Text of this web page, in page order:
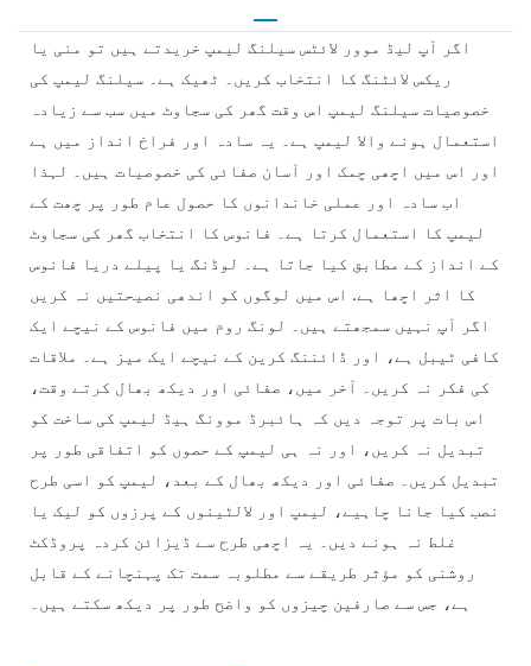
اگر آپ لیڈ موور لائٹس سیلنگ لیمپ خریدتے ہیں تو منی یا
ریکس لائٹنگ کا انتخاب کریں۔ ٹھیک ہے۔ سیلنگ لیمپ کی
خصوصیات سیلنگ لیمپ اس وقت گھر کی سجاوٹ میں سب سے زیادہ
استعمال ہونے والا لیمپ ہے۔ یہ سادہ اور فراخ انداز میں ہے
اور اس میں اچھی چمک اور آسان صفائی کی خصوصیات ہیں۔ لہذا
اب سادہ اور عملی خاندانوں کا حصول عام طور پر چھت کے
لیمپ کا استعمال کرتا ہے۔ فانوس کا انتخاب گھر کی سجاوٹ
کے انداز کے مطابق کیا جاتا ہے۔ لوڈنگ یا پیلے دریا فانوس
کا اثر اچھا ہے. اس میں لوگوں کو اندھی نصیحتیں نہ کریں
اگر آپ نہیں سمجھتے ہیں۔ لونگ روم میں فانوس کے نیچے ایک
کافی ٹیبل ہے، اور ڈائننگ کرین کے نیچے ایک میز ہے۔ ملاقات
کی فکر نہ کریں۔ آخر میں، صفائی اور دیکھ بھال کرتے وقت،
اس بات پر توجہ دیں کہ ہائبرڈ موونگ ہیڈ لیمپ کی ساخت کو
تبدیل نہ کریں، اور نہ ہی لیمپ کے حصوں کو اتفاقی طور پر
تبدیل کریں۔ صفائی اور دیکھ بھال کے بعد، لیمپ کو اسی طرح
نصب کیا جانا چاہیے، لیمپ اور لالٹینوں کے پرزوں کو لیک یا
غلط نہ ہونے دیں۔ یہ اچھی طرح سے ڈیزائن کردہ پروڈکٹ
روشنی کو مؤثر طریقے سے مطلوبہ سمت تک پہنچانے کے قابل
ہے، جس سے صارفین چیزوں کو واضح طور پر دیکھ سکتے ہیں۔